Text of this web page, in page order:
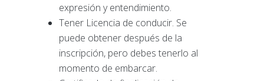
expresión y entendimiento.
Tener Licencia de conducir. Se
puede obtener después de la
inscripción, pero debes tenerlo al
momento de embarcar.